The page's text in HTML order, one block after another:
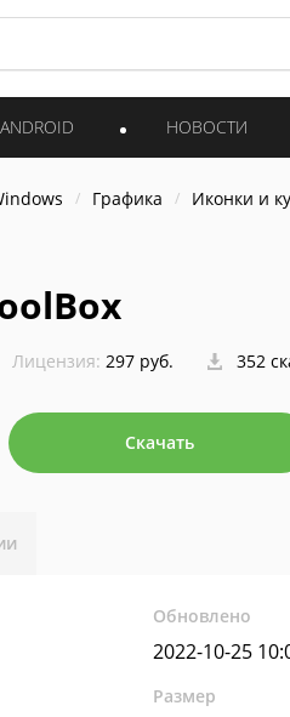
ANDROID НОВОСТИ
Графика Иконки и
Лицензия: 297 руб. 352
Скачать
Обновлено
2022-10-25
Размер